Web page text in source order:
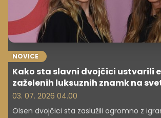
NOVICE
Kako sta slavni dvojčici ustvarili
zaželenih luksuznih znamk na
03. 07. 2026 04.00
Olsen dvojčici sta zaslužili ogromno z